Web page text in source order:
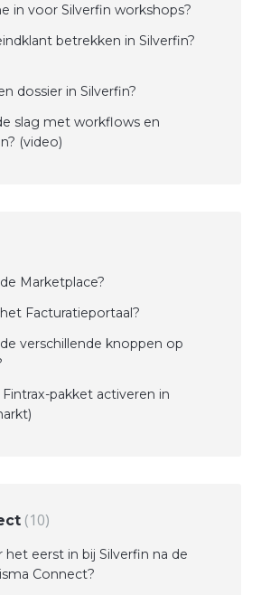
in voor Silverfin workshops?
betrekken in Silverfin?
dossier in Silverfin?
slag met workflows en
(video)
Marketplace?
Facturatieportaal?
verschillende knoppen op
pakket activeren in
10
eerst in bij Silverfin na de
Connect?